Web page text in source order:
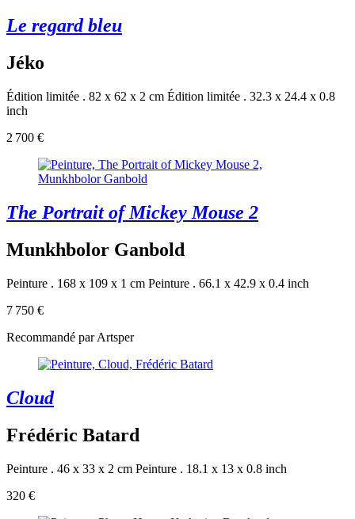
Le regard bleu
Jéko
Édition limitée . 82 x 62 x 2 cm Édition limitée . 32.3 x 24.4 x 0.8
inch
2 700 €
The Portrait of Mickey Mouse 2
Munkhbolor Ganbold
Peinture . 168 x 109 x 1 cm Peinture . 66.1 x 42.9 x 0.4 inch
7 750 €
Recommandé par Artsper
Cloud
Frédéric Batard
Peinture . 46 x 33 x 2 cm Peinture . 18.1 x 13 x 0.8 inch
320 €